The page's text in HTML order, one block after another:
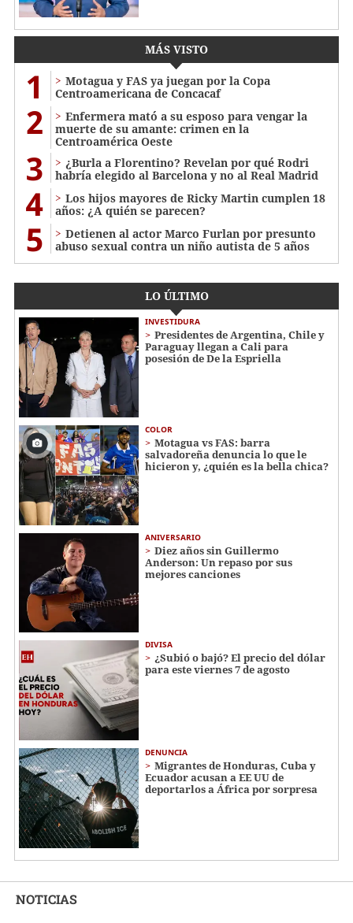
MÁS VISTO
1
Motagua y FAS ya juegan por la Copa
Centroamericana de Concacaf
2
Enfermera mató a su esposo para vengar la
muerte de su amante: crimen en la
Centroamérica Oeste
3
¿Burla a Florentino? Revelan por qué Rodri
habría elegido al Barcelona y no al Real Madrid
4
Los hijos mayores de Ricky Martin cumplen 18
años: ¿A quién se parecen?
5
Detienen al actor Marco Furlan por presunto
abuso sexual contra un niño autista de 5 años
LO ÚLTIMO
INVESTIDURA
Presidentes de Argentina, Chile y
Paraguay llegan a Cali para
posesión de De la Espriella
COLOR
Motagua vs FAS: barra
salvadoreña denuncia lo que le
hicieron y, ¿quién es la bella chica?
ANIVERSARIO
Diez años sin Guillermo
Anderson: Un repaso por sus
mejores canciones
DIVISA
¿Subió o bajó? El precio del dólar
para este viernes 7 de agosto
DENUNCIA
Migrantes de Honduras, Cuba y
Ecuador acusan a EE UU de
deportarlos a África por sorpresa
NOTICIAS